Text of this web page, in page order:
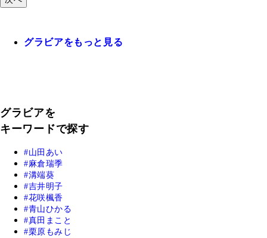
グラビアをもっと見る
グラビアを
キーワードで探す
山田あい
麻倉瑞季
溝端葵
吉井明子
花咲楓香
青山ひかる
真田まこと
栗原もみじ